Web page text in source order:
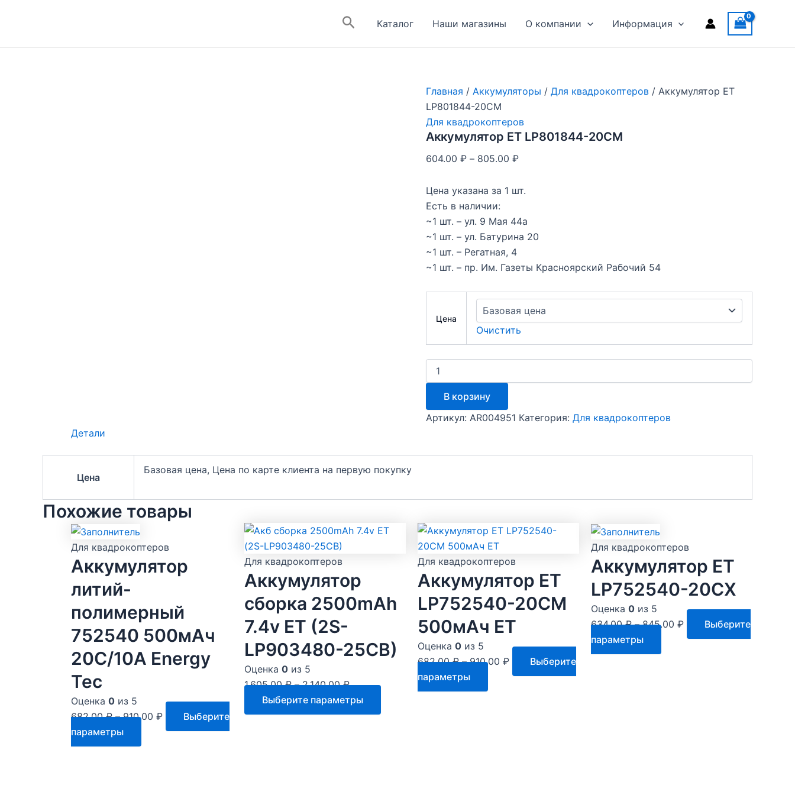
ПоискКаталог Наши магазины О компании Информация
Главная / Аккумуляторы / Для квадрокоптеров / Аккумулятор ET
LP801844-20CM
Для квадрокоптеров
Аккумулятор ET LP801844-20CM
604.00 ₽ – 805.00 ₽
Цена указана за 1 шт.
Есть в наличии:
~1 шт. – ул. 9 Мая 44а
~1 шт. – ул. Батурина 20
~1 шт. – Регатная, 4
~1 шт. – пр. Им. Газеты Красноярский Рабочий 54
Цена
Очистить
Количество
товара
Аккумулятор
LP801844-
20CM
В корзину
Артикул: AR004951 Категория: Для квадрокоптеров
Детали
Цена
Базовая цена, Цена по карте клиента на первую покупку
Похожие товары
Для квадрокоптеров
Аккумулятор
литий-
полимерный
752540 500мАч
20С/10А Energy
Tec
Оценка 0 из 5
682.00₽–910.00 ₽
Выберите
параметры
товар
Для квадрокоптеров
Аккумулятор
сборка 2500mAh
7.4v ET (2S-
LP903480-25CB)
Оценка 0 из 5
1,605.00₽–2,140.00₽
Выберите параметры
товар
Для квадрокоптеров
Аккумулятор ET
LP752540-20CM
500мАч ET
Оценка 0 из 5
682.00₽–910.00 ₽
Выберите
параметры
товар
Для квадрокоптеров
Аккумулятор ET
LP752540-20CX
Оценка 0 из 5
634.00₽–845.00 ₽
Выберите
параметры
товар